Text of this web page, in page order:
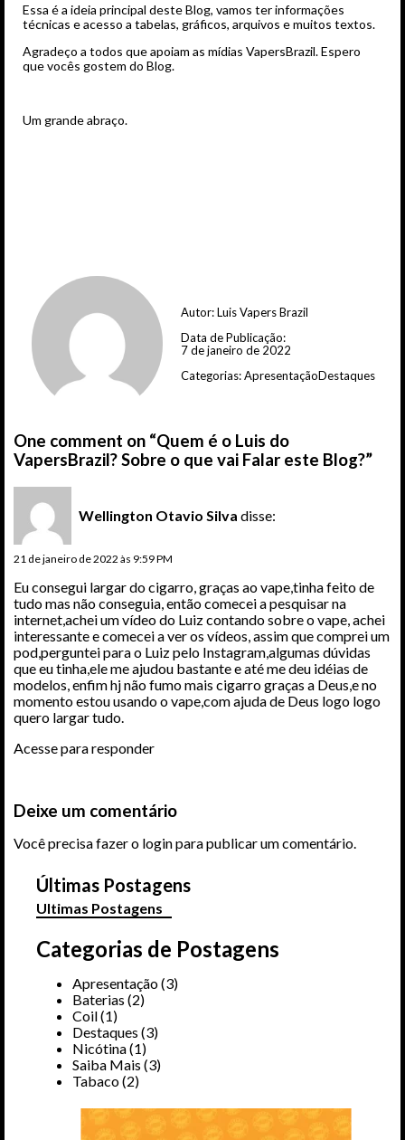
Essa é a ideia principal deste Blog, vamos ter informações
técnicas e acesso a tabelas, gráficos, arquivos e muitos textos.
Agradeço a todos que apoiam as mídias VapersBrazil. Espero
que vocês gostem do Blog.
Um grande abraço.
Autor:Luis Vapers Brazil
Data de Publicação:
7 de janeiro de 2022
Categorias:ApresentaçãoDestaques
One comment on “Quem é o Luis do
VapersBrazil? Sobre o que vai Falar este Blog?”
Wellington Otavio Silva disse:
21 de janeiro de 2022 às 9:59 PM
Eu consegui largar do cigarro, graças ao vape,tinha feito de
tudo mas não conseguia, então comecei a pesquisar na
internet,achei um vídeo do Luiz contando sobre o vape, achei
interessante e comecei a ver os vídeos, assim que comprei um
pod,perguntei para o Luiz pelo Instagram,algumas dúvidas
que eu tinha,ele me ajudou bastante e até me deu idéias de
modelos, enfim hj não fumo mais cigarro graças a Deus,e no
momento estou usando o vape,com ajuda de Deus logo logo
quero largar tudo.
Acesse para responder
Deixe um comentário
Você precisa fazer o loginpara publicar um comentário.
Últimas Postagens
Ultimas Postagens
Categorias de Postagens
Apresentação(3)
Baterias (2)
Coil(1)
Destaques (3)
Nicótina(1)
Saiba Mais (3)
Tabaco(2)